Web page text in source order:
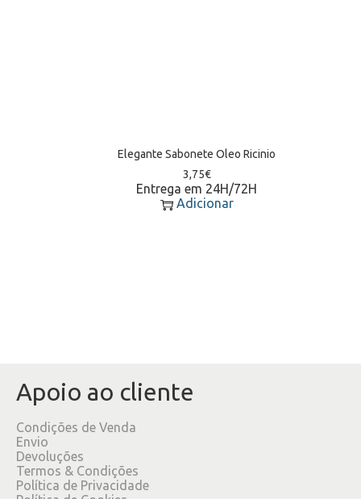
Elegante Sabonete Oleo Ricinio
3,75€
Entrega em 24H/72H
Adicionar
Apoio ao cliente
Condições de Venda
Envio
Devoluções
Termos & Condições
Política de Privacidade